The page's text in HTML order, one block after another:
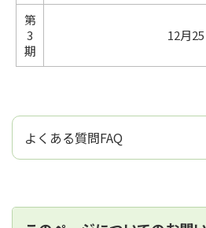
第
3
期
12月
よくある質問FAQ